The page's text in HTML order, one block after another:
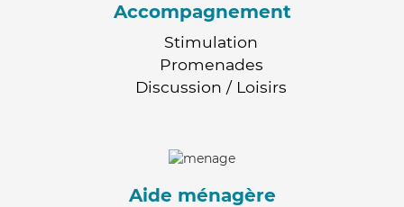
Accompagnement
Stimulation
Promenades
Discussion / Loisirs
Aide ménagère